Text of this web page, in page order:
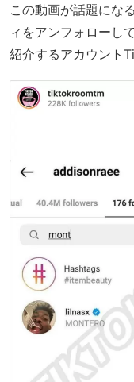
この動画が話題にな
ィをアンフォローし
紹介するアカウント